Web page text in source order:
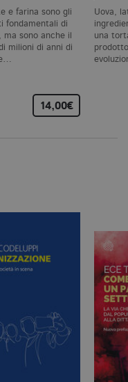
e farina sono gli
fondamentali di
sono anche il
milioni di anni di
14,00€
Uova,
una
ai
del
Scadenza
2 anni